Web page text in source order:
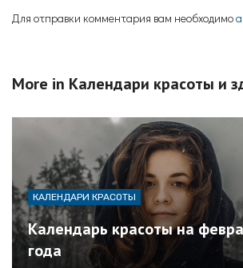
Для отправки комментария вам необходимо
More in Календари красоты и
КАЛЕНДАРИ КРАСОТЫ
Календарь красоты на
года